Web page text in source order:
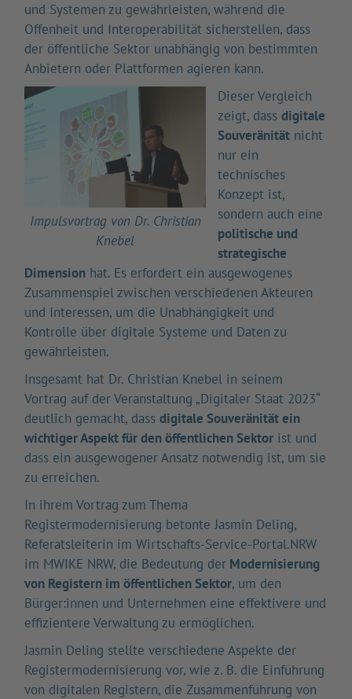
und Systemen zu gewährleisten, während die
Offenheit und Interoperabilität sicherstellen, dass
der öffentliche Sektor unabhängig von bestimmten
Anbietern oder Plattformen agieren kann.
Impulsvortrag von Dr. Christian
Knebel
Dieser Vergleich
zeigt, dassdigitale
Souveränität nicht
nur ein
technisches
Konzept ist,
sondern auch eine
politische und
strategische
Dimension hat. Es erfordert ein ausgewogenes
Zusammenspiel zwischen verschiedenen Akteuren
und Interessen, um die Unabhängigkeit und
Kontrolle über digitale Systeme und Daten zu
gewährleisten.
Insgesamt hat Dr. Christian Knebel in seinem
Vortrag auf der Veranstaltung „Digitaler Staat 2023“
deutlich gemacht, dassdigitale Souveränität ein
wichtiger Aspekt für den öffentlichen Sektor ist und
dass ein ausgewogener Ansatz notwendig ist, um sie
zu erreichen.
In ihrem Vortrag zum Thema
Registermodernisierung betonte Jasmin Deling,
Referatsleiterin im Wirtschafts-Service-Portal.NRW
im MWIKE NRW, die Bedeutung der Modernisierung
von Registern im öffentlichen Sektor, um den
Bürger:innen und Unternehmen eine effektivere und
effizientere Verwaltung zu ermöglichen.
Jasmin Deling stellte verschiedene Aspekte der
Registermodernisierung vor, wie z. B. die Einführung
von digitalen Registern, die Zusammenführung von